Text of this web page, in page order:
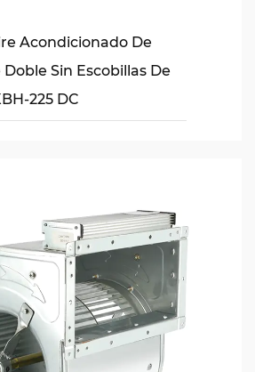
Acondicionado De
Sin Escobillas De
225 DC